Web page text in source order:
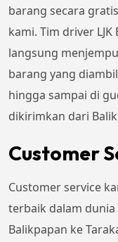
barang secara
kami. Tim driver
langsung
barang yang
hingga sampai di
dikirimkan dari
Customer
Customer service
terbaik dalam
Balikpapan ke